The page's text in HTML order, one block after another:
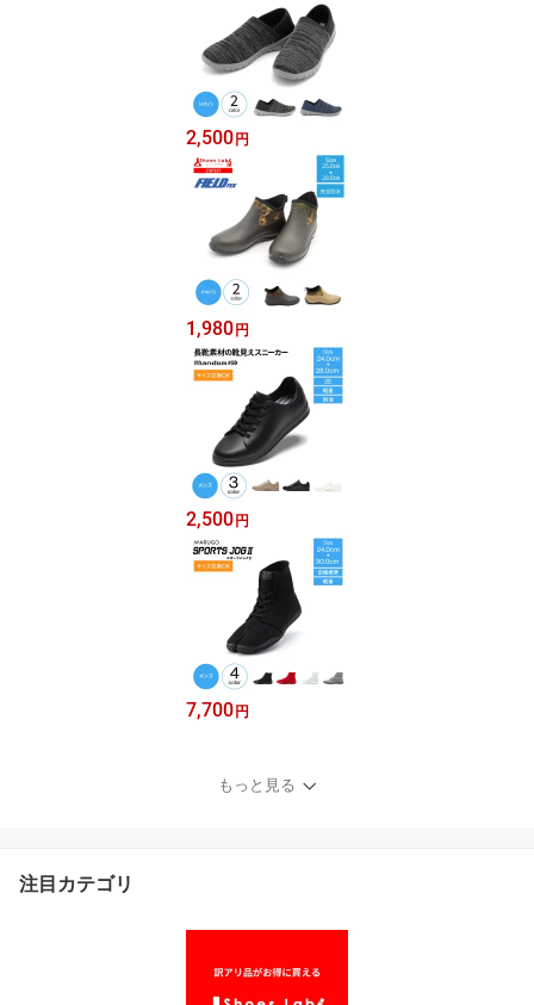
2,500 円
1,980 円
2,500 円
7,700 円
もっと見る
注目カテゴリ